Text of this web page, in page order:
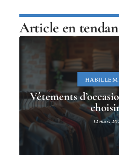
Article en
Vêtements
12 mars